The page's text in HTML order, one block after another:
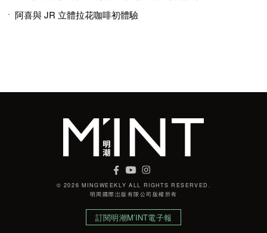
阿喜與 JR 立體拉花咖啡初體驗
© 2026 MINGWEEKLY ALL RIGHTS RESERVED.
明周國際岀版有限公司版權所有
訂閱明潮M’INT電子報